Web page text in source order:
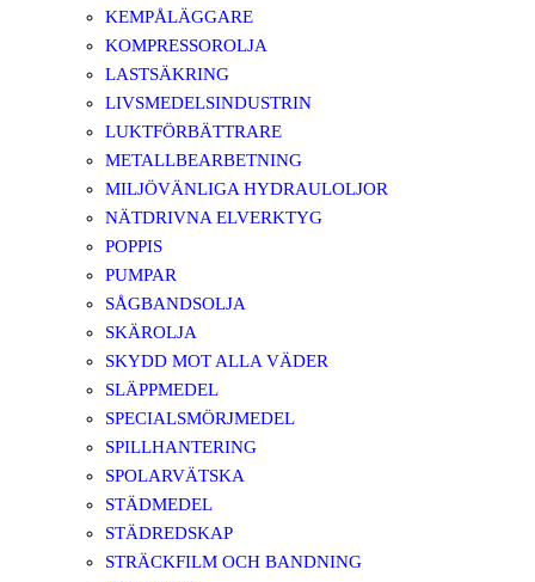
KEMPÅLÄGGARE
KOMPRESSOROLJA
LASTSÄKRING
LIVSMEDELSINDUSTRIN
LUKTFÖRBÄTTRARE
METALLBEARBETNING
MILJÖVÄNLIGA HYDRAULOLJOR
NÄTDRIVNA ELVERKTYG
POPPIS
PUMPAR
SÅGBANDSOLJA
SKÄROLJA
SKYDD MOT ALLA VÄDER
SLÄPPMEDEL
SPECIALSMÖRJMEDEL
SPILLHANTERING
SPOLARVÄTSKA
STÄDMEDEL
STÄDREDSKAP
STRÄCKFILM OCH BANDNING